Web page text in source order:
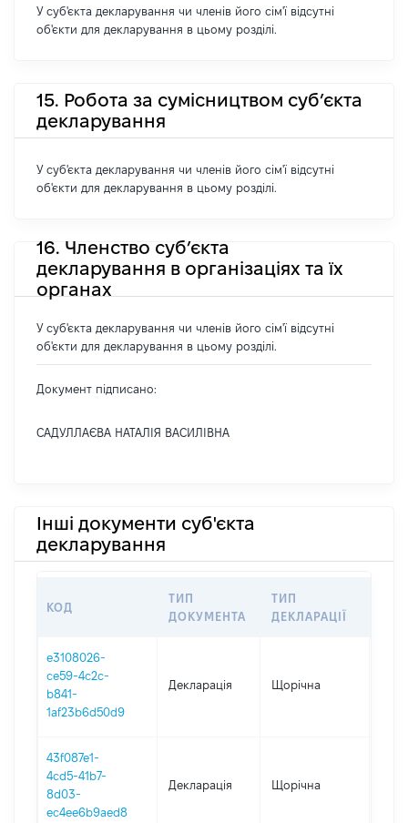
У суб'єкта декларування чи членів його сім'ї відсутні
об'єкти для декларування в цьому розділі.
15. Робота за сумісництвом суб’єкта
декларування
У суб'єкта декларування чи членів його сім'ї відсутні
об'єкти для декларування в цьому розділі.
16. Членство суб’єкта
декларування в організаціях та їх
органах
У суб'єкта декларування чи членів його сім'ї відсутні
об'єкти для декларування в цьому розділі.
Документ підписано:
САДУЛЛАЄВА НАТАЛІЯ ВАСИЛІВНА
Інші документи суб'єкта
декларування
КОД
ТИП
ДОКУМЕНТА
ТИП
ДЕКЛАРАЦІЇ
e3108026-
ce59-4c2c-
b841-
1af23b6d50d9
Декларація Щорічна
43f087e1-
4cd5-41b7-
8d03-
ec4ee6b9aed8
Декларація Щорічна